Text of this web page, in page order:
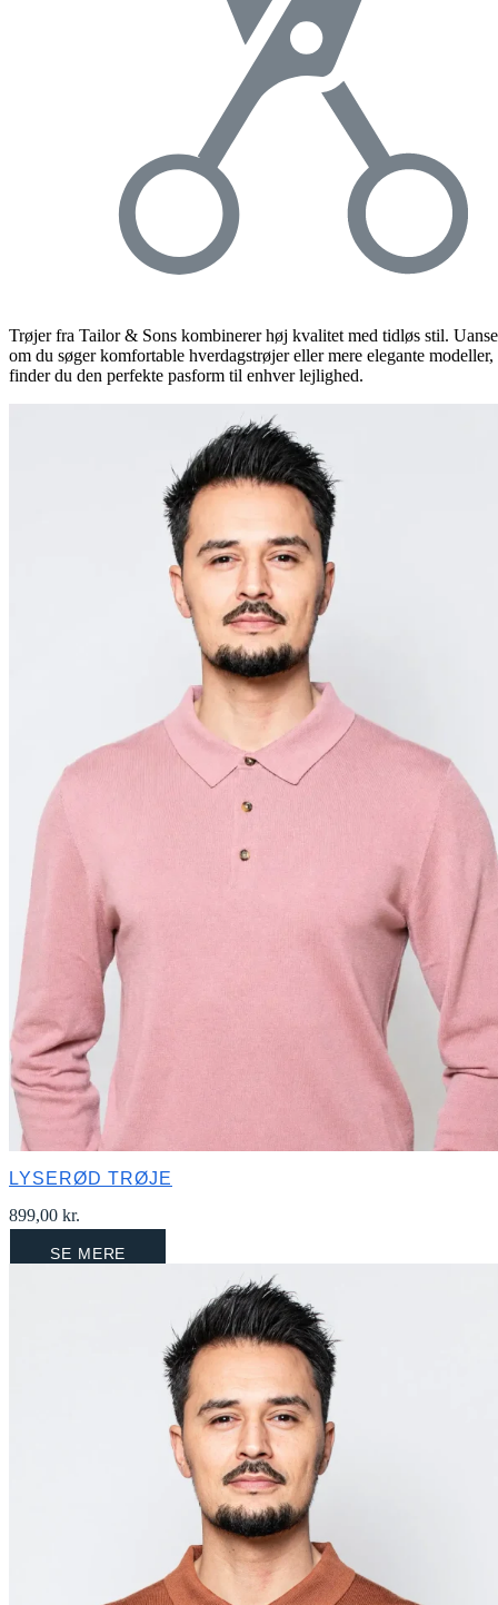
Trøjer fra Tailor & Sons kombinerer høj kvalitet med tidløs stil.
om du søger komfortable hverdagstrøjer eller mere elegante modeller,
finder du den perfekte pasform til enhver lejlighed.
LYSERØD TRØJE
899,00 kr.
SE MERE